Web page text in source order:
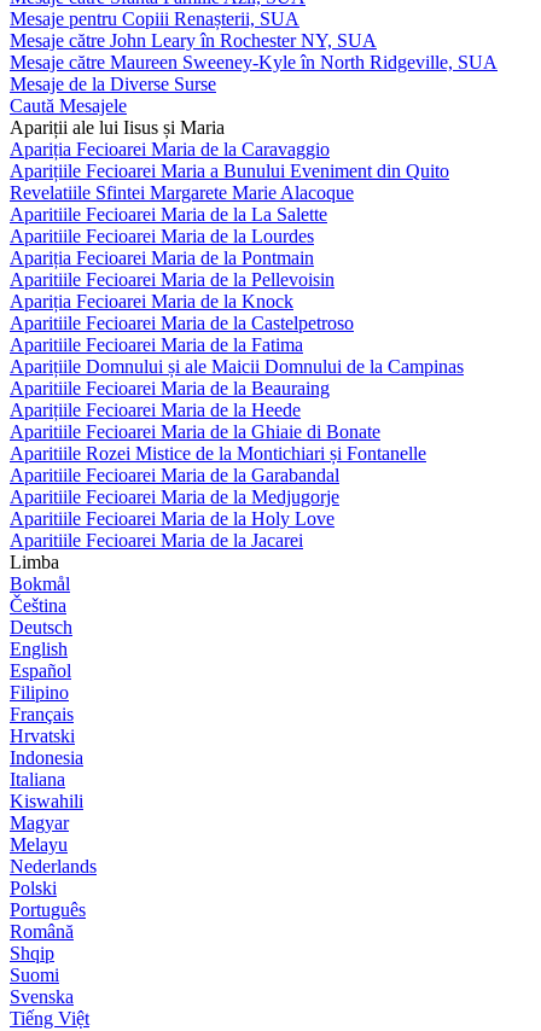
Mesaje pentru Copiii Renașterii, SUA
Mesaje către John Leary în Rochester NY, SUA
Mesaje către Maureen Sweeney-Kyle în North Ridgeville, SUA
Mesaje de la Diverse Surse
Caută Mesajele
Apariții ale lui Iisus și Maria
Apariția Fecioarei Maria de la Caravaggio
Aparițiile Fecioarei Maria a Bunului Eveniment din Quito
Revelatiile Sfintei Margarete Marie Alacoque
Aparitiile Fecioarei Maria de la La Salette
Aparitiile Fecioarei Maria de la Lourdes
Apariția Fecioarei Maria de la Pontmain
Aparitiile Fecioarei Maria de la Pellevoisin
Apariția Fecioarei Maria de la Knock
Aparitiile Fecioarei Maria de la Castelpetroso
Aparitiile Fecioarei Maria de la Fatima
Aparițiile Domnului și ale Maicii Domnului de la Campinas
Aparitiile Fecioarei Maria de la Beauraing
Aparițiile Fecioarei Maria de la Heede
Aparitiile Fecioarei Maria de la Ghiaie di Bonate
Aparitiile Rozei Mistice de la Montichiari și Fontanelle
Aparitiile Fecioarei Maria de la Garabandal
Aparitiile Fecioarei Maria de la Medjugorje
Aparitiile Fecioarei Maria de la Holy Love
Aparitiile Fecioarei Maria de la Jacarei
Limba
Bokmål
Čeština
Deutsch
English
Español
Filipino
Français
Hrvatski
Indonesia
Italiana
Kiswahili
Magyar
Melayu
Nederlands
Polski
Português
Română
Shqip
Suomi
Svenska
Tiếng Việt